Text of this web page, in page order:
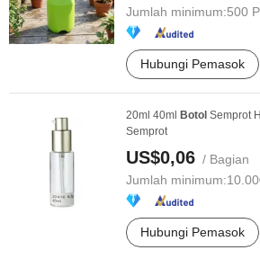
Jumlah minimum:500
Hubungi Pemasok
20ml 40ml Botol Semprot
Semprot
US$0,06 / Bagian
Jumlah minimum:
Hubungi Pemasok